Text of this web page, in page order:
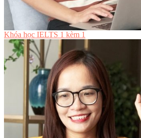
Khóa học IELTS 1 kèm 1